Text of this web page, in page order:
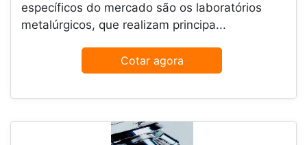
específicos do mercado são os laboratórios
metalúrgicos, que realizam principa...
Cotar agora